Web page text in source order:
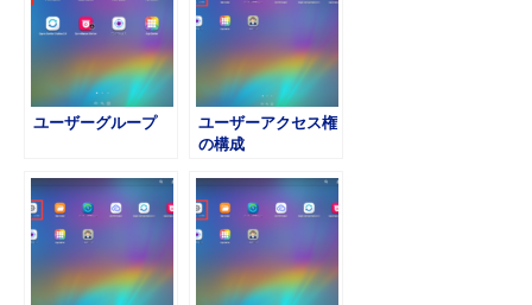
ユーザーグループ
ユーザーアクセス権
の構成